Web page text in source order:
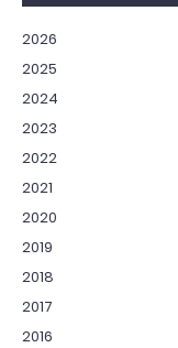
2026
2025
2024
2023
2022
2021
2020
2019
2018
2017
2016